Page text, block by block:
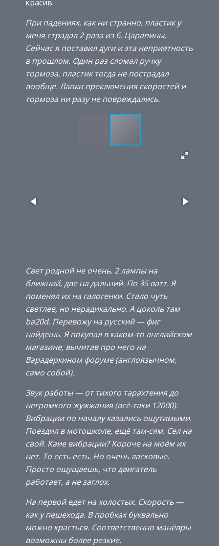
красив.
При падениях, как ни странно, пластик у
меня страдал 2 раза из 6. Царапины.
Сейчас я поставил дуги и эта неприятность
в прошлом. Один раз сломал ручку
тормоза, пластик тогда не пострадал
вообще. Лапки преключения скоростей и
тормоза ни разу не повреждались.
Свет родной не очень. 2 лампы на
ближний, две на дальний. По 35 ватт. Я
поменял их на галогенки. Стало чуть
светлее, но нерадикально. А цоколь там
ba20d. Перевожу на русский — фиг
найдешь. Я покупал в каком-то английском
магазине, вычитав про него на
Варадеркином форуме (англоязычном,
само собой).
Звук работы — от тихого тарахтения до
негромкого жужжания (всё-таки 12000).
Вибрации по началу казались ощутимыми.
Поездил в мотошколе, ещё там-сям. Сел на
свой. Каие вибрации? Короче на моём их
нет. То есть есть. Но очень ласковые.
Просто ощущаешь, что двигатель
работает, а не заглох.
На первой едет на холостых. Скорость —
как у пешехода. В пробках буквально
можно красться. Соответственно манёвры
возможны более резкие.